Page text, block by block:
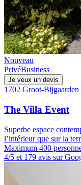
Nouveau
PrivéBusiness
Je veux un devis
1702 Groot-
The Villa Event
Superbe espace
l’intérieur que sur la
Maximum 400
4/5 et 179 avis sur